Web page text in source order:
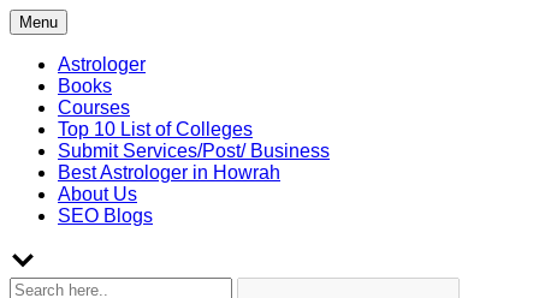
Skip
to
content
Menu
Astrologer
Books
Courses
Top 10 List of Colleges
Submit Services/Post/ Business
Best Astrologer in Howrah
About Us
SEO Blogs